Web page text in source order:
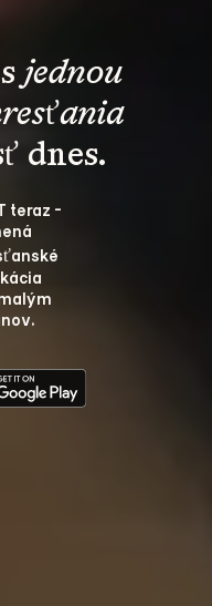
jednou
teraz -